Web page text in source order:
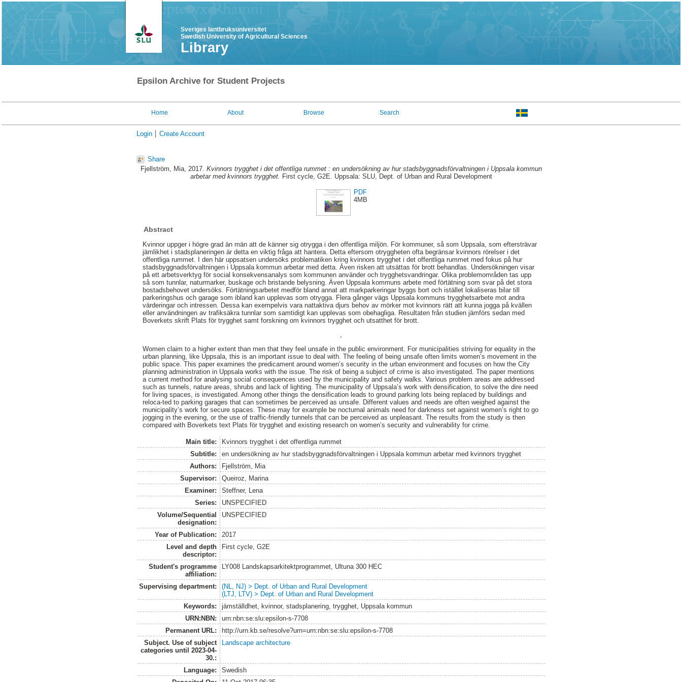
Sveriges lantbruksuniversitet
Swedish University of Agricultural Sciences
Library
Epsilon Archive for Student Projects
Home About Browse Search
Login Create Account
Share
Fjellström, Mia, 2017. Kvinnors trygghet i det offentliga rummet : en undersökning av hur stadsbyggnadsförvaltningen i Uppsala kommun
arbetar med kvinnors trygghet. First cycle, G2E. Uppsala: SLU, Dept. of Urban and Rural Development
PDF
4MB
Abstract
Kvinnor uppger i högre grad än män att de känner sig otrygga i den offentliga miljön. För kommuner, så som Uppsala, som eftersträvar
jämlikhet i stadsplaneringen är detta en viktig fråga att hantera. Detta eftersom otryggheten ofta begränsar kvinnors rörelser i det
offentliga rummet. I den här uppsatsen undersöks problematiken kring kvinnors trygghet i det offentliga rummet med fokus på hur
stadsbyggnadsförvaltningen i Uppsala kommun arbetar med detta. Även risken att utsättas för brott behandlas. Undersökningen visar
på ett arbetsverktyg för social konsekvensanalys som kommunen använder och trygghetsvandringar. Olika problemområden tas upp
så som tunnlar, naturmarker, buskage och bristande belysning. Även Uppsala kommuns arbete med förtätning som svar på det stora
bostadsbehovet undersöks. Förtätningsarbetet medför bland annat att markparkeringar byggs bort och istället lokaliseras bilar till
parkeringshus och garage som ibland kan upplevas som otrygga. Flera gånger vägs Uppsala kommuns trygghetsarbete mot andra
värderingar och intressen. Dessa kan exempelvis vara nattaktiva djurs behov av mörker mot kvinnors rätt att kunna jogga på kvällen
eller användningen av trafiksäkra tunnlar som samtidigt kan upplevas som obehagliga. Resultaten från studien jämförs sedan med
Boverkets skrift Plats för trygghet samt forskning om kvinnors trygghet och utsatthet för brott.
Women claim to a higher extent than men that they feel unsafe in the public environment. For municipalities striving for equality in the
urban planning, like Uppsala, this is an important issue to deal with. The feeling of being unsafe often limits women’s movement in the
public space. This paper examines the predicament around women’s security in the urban environment and focuses on how the City
planning administration in Uppsala works with the issue. The risk of being a subject of crime is also investigated. The paper mentions
a current method for analysing social consequences used by the municipality and safety walks. Various problem areas are addressed
such as tunnels, nature areas, shrubs and lack of lighting. The municipality of Uppsala’s work with densification, to solve the dire need
for living spaces, is investigated. Among other things the densification leads to ground parking lots being replaced by buildings and
reloca-ted to parking garages that can sometimes be perceived as unsafe. Different values and needs are often weighed against the
municipality’s work for secure spaces. These may for example be nocturnal animals need for darkness set against women’s right to go
jogging in the evening, or the use of traffic-friendly tunnels that can be perceived as unpleasant. The results from the study is then
compared with Boverkets text Plats för trygghet and existing research on women’s security and vulnerability for crime.
Main title:
Kvinnors trygghet i det offentliga rummet
Subtitle:
en undersökning av hur stadsbyggnadsförvaltningen i Uppsala kommun arbetar med kvinnors trygghet
Authors:
Fjellström, Mia
Supervisor:
Queiroz, Marina
Examiner:
Steffner, Lena
Series:
UNSPECIFIED
Volume/Sequential
designation:
UNSPECIFIED
Year of Publication:
2017
Level and depth
descriptor:
First cycle, G2E
Student's programme
affiliation:
LY008 Landskapsarkitektprogrammet, Ultuna 300 HEC
Supervising department:
(NL, NJ) > Dept. of Urban and Rural Development
(LTJ, LTV) > Dept. of Urban and Rural Development
Keywords:
jämställdhet, kvinnor, stadsplanering, trygghet, Uppsala kommun
URN:NBN:
urn:nbn:se:slu:epsilon-s-7708
Permanent URL:
http://urn.kb.se/resolve?urn=urn:nbn:se:slu:epsilon-s-7708
Subject. Use of subject
categories until 2023-04-
30.:
Landscape architecture
Language:
Swedish